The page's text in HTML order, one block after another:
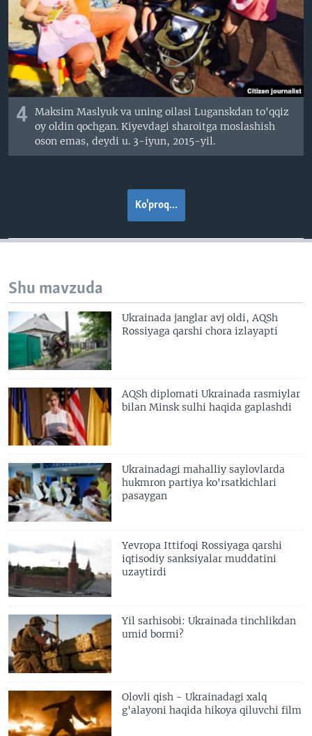
4
Maksim Maslyuk va uning oilasi Luganskdan to'qqiz
oy oldin qochgan. Kiyevdagi sharoitga moslashish
oson emas, deydi u. 3-iyun, 2015-yil.
Ko'proq...
Shu mavzuda
Ukrainada janglar avj oldi, AQSh
Rossiyaga qarshi chora izlayapti
AQSh diplomati Ukrainada rasmiylar
bilan Minsk sulhi haqida gaplashdi
Ukrainadagi mahalliy saylovlarda
hukmron partiya ko'rsatkichlari
pasaygan
Yevropa Ittifoqi Rossiyaga qarshi
iqtisodiy sanksiyalar muddatini
uzaytirdi
Yil sarhisobi: Ukrainada tinchlikdan
umid bormi?
Olovli qish - Ukrainadagi xalq
g'alayoni haqida hikoya qiluvchi film